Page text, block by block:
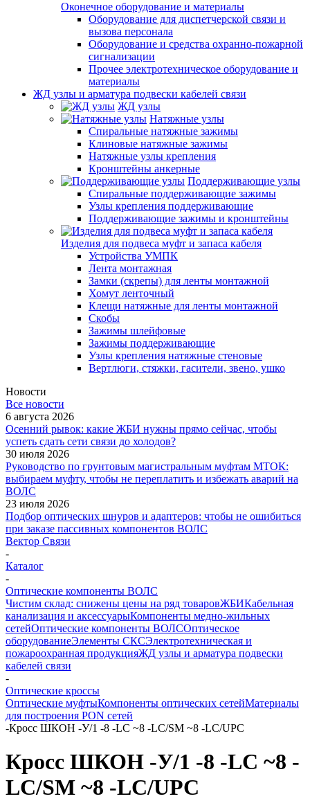
Оконечное оборудование и материалы
Оборудование для диспетчерской связи и
вызова персонала
Оборудование и средства охранно-пожарной
сигнализации
Прочее электротехническое оборудование и
материалы
ЖД узлы и арматура подвески кабелей связи
ЖД узлы
Натяжные узлы
Спиральные натяжные зажимы
Клиновые натяжные зажимы
Натяжные узлы крепления
Кронштейны анкерные
Поддерживающие узлы
Спиральные поддерживающие зажимы
Узлы крепления поддерживающие
Поддерживающие зажимы и кронштейны
Изделия для подвеса муфт и запаса кабеля
Устройства УМПК
Лента монтажная
Замки (скрепы) для ленты монтажной
Хомут ленточный
Клещи натяжные для ленты монтажной
Скобы
Зажимы шлейфовые
Зажимы поддерживающие
Узлы крепления натяжные стеновые
Вертлюги, стяжки, гасители, звено, ушко
Новости
Все новости
6 августа 2026
Осенний рывок: какие ЖБИ нужны прямо сейчас, чтобы
успеть сдать сети связи до холодов?
30 июля 2026
Руководство по грунтовым магистральным муфтам МТОК:
выбираем муфту, чтобы не переплатить и избежать аварий на
ВОЛС
23 июля 2026
Подбор оптических шнуров и адаптеров: чтобы не ошибиться
при заказе пассивных компонентов ВОЛС
Вектор Связи
-
Каталог
-
Оптические компоненты ВОЛС
Чистим склад: снижены цены на ряд товаровЖБИКабельная
канализация и аксессуарыКомпоненты медно-жильных
сетейОптические компоненты ВОЛСОптическое
оборудованиеЭлементы СКСЭлектротехническая и
пожароохранная продукцияЖД узлы и арматура подвески
кабелей связи
-
Оптические кроссы
Оптические муфтыКомпоненты оптических сетейМатериалы
для построения PON сетей
-Кросс ШКОН -У/1 -8 -LC ~8 -LC/SM ~8 -LC/UPC
Кросс ШКОН -У/1 -8 -LC ~8 -
LC/SM ~8 -LC/UPC